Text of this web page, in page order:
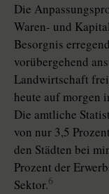
Die
Waren- und
Besorgnis
vorübergehend
Landwirtschaft
heute auf morgen
Die amtliche
von nur 3,5
den Städten bei
Prozent der
Sektor.6